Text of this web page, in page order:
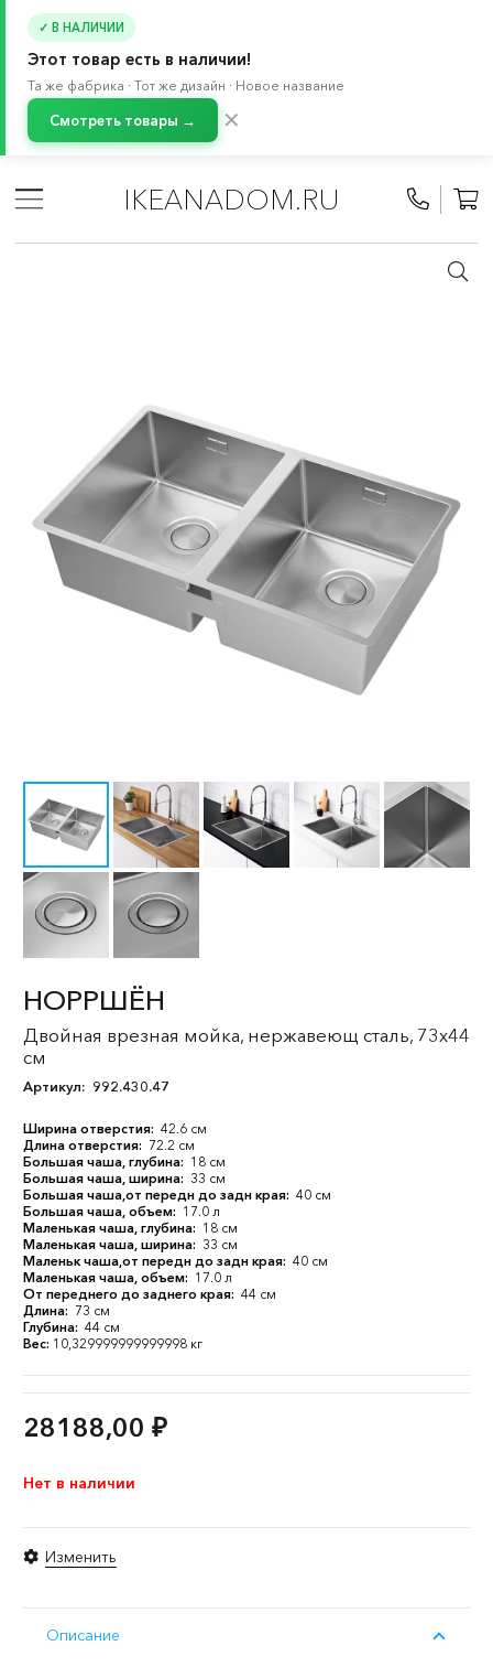
✓ В НАЛИЧИИ
Этот товар есть в наличии!
Та же фабрика · Тот же дизайн · Новое название
Смотреть товары → ✕
IKEANADOM.RU
Модульные кухни МЕТОД
/ Кухонные смесители и мойки
/
Мойки для кухни
НОРРШЁН
Двойная врезная мойка, нержавеющ сталь, 73x44
см
Артикул: 992.430.47
Ширина отверстия: 42.6 см
Длина отверстия: 72.2 см
Большая чаша, глубина: 18 см
Большая чаша, ширина: 33 см
Большая чаша,от передн до задн края: 40 см
Большая чаша, объем: 17.0 л
Маленькая чаша, глубина: 18 см
Маленькая чаша, ширина: 33 см
Маленьк чаша,от передн до задн края: 40 см
Маленькая чаша, объем: 17.0 л
От переднего до заднего края: 44 см
Длина: 73 см
Глубина: 44 см
Вес: 10,329999999999998 кг
28188,00 ₽
Нет в наличии
Изменить
Описание